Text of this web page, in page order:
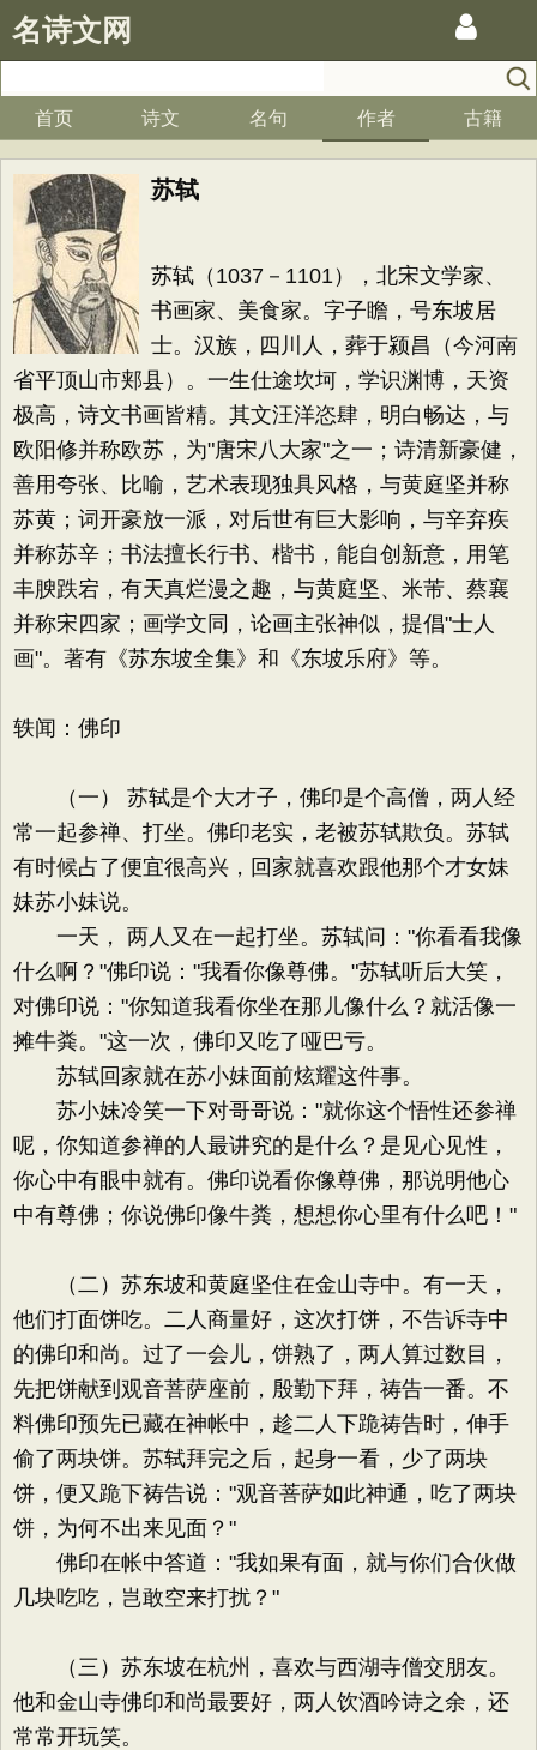
名诗文网
首页 诗文 名句 作者 古籍
苏轼
苏轼（1037－1101），北宋文学家、
书画家、美食家。字子瞻，号东坡居
士。汉族，四川人，葬于颍昌（今河南
省平顶山市郏县）。一生仕途坎坷，学识渊博，天资
极高，诗文书画皆精。其文汪洋恣肆，明白畅达，与
欧阳修并称欧苏，为"唐宋八大家"之一；诗清新豪健，
善用夸张、比喻，艺术表现独具风格，与黄庭坚并称
苏黄；词开豪放一派，对后世有巨大影响，与辛弃疾
并称苏辛；书法擅长行书、楷书，能自创新意，用笔
丰腴跌宕，有天真烂漫之趣，与黄庭坚、米芾、蔡襄
并称宋四家；画学文同，论画主张神似，提倡"士人
画"。著有《苏东坡全集》和《东坡乐府》等。
轶闻：佛印
（一） 苏轼是个大才子，佛印是个高僧，两人经
常一起参禅、打坐。佛印老实，老被苏轼欺负。苏轼
有时候占了便宜很高兴，回家就喜欢跟他那个才女妹
妹苏小妹说。
一天， 两人又在一起打坐。苏轼问："你看看我像
什么啊？"佛印说："我看你像尊佛。"苏轼听后大笑，
对佛印说："你知道我看你坐在那儿像什么？就活像一
摊牛粪。"这一次，佛印又吃了哑巴亏。
苏轼回家就在苏小妹面前炫耀这件事。
苏小妹冷笑一下对哥哥说："就你这个悟性还参禅
呢，你知道参禅的人最讲究的是什么？是见心见性，
你心中有眼中就有。佛印说看你像尊佛，那说明他心
中有尊佛；你说佛印像牛粪，想想你心里有什么吧！"
（二）苏东坡和黄庭坚住在金山寺中。有一天，
他们打面饼吃。二人商量好，这次打饼，不告诉寺中
的佛印和尚。过了一会儿，饼熟了，两人算过数目，
先把饼献到观音菩萨座前，殷勤下拜，祷告一番。不
料佛印预先已藏在神帐中，趁二人下跪祷告时，伸手
偷了两块饼。苏轼拜完之后，起身一看，少了两块
饼，便又跪下祷告说："观音菩萨如此神通，吃了两块
饼，为何不出来见面？"
佛印在帐中答道："我如果有面，就与你们合伙做
几块吃吃，岂敢空来打扰？"
（三）苏东坡在杭州，喜欢与西湖寺僧交朋友。
他和金山寺佛印和尚最要好，两人饮酒吟诗之余，还
常常开玩笑。